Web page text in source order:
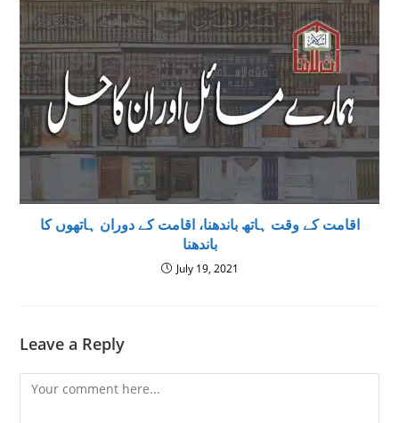
اقامت کے وقت ہاتھ باندھنا، اقامت کے دوران ہاتھوں کا
باندھنا
July 19, 2021
Leave a Reply
Comment